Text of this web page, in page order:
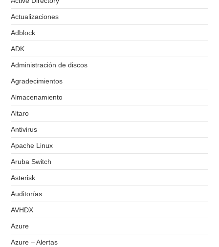
Actualizaciones
Adblock
ADK
Administración de discos
Agradecimientos
Almacenamiento
Altaro
Antivirus
Apache Linux
Aruba Switch
Asterisk
Auditorías
AVHDX
Azure
Azure – Alertas